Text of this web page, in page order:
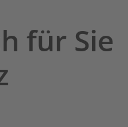
für Sie